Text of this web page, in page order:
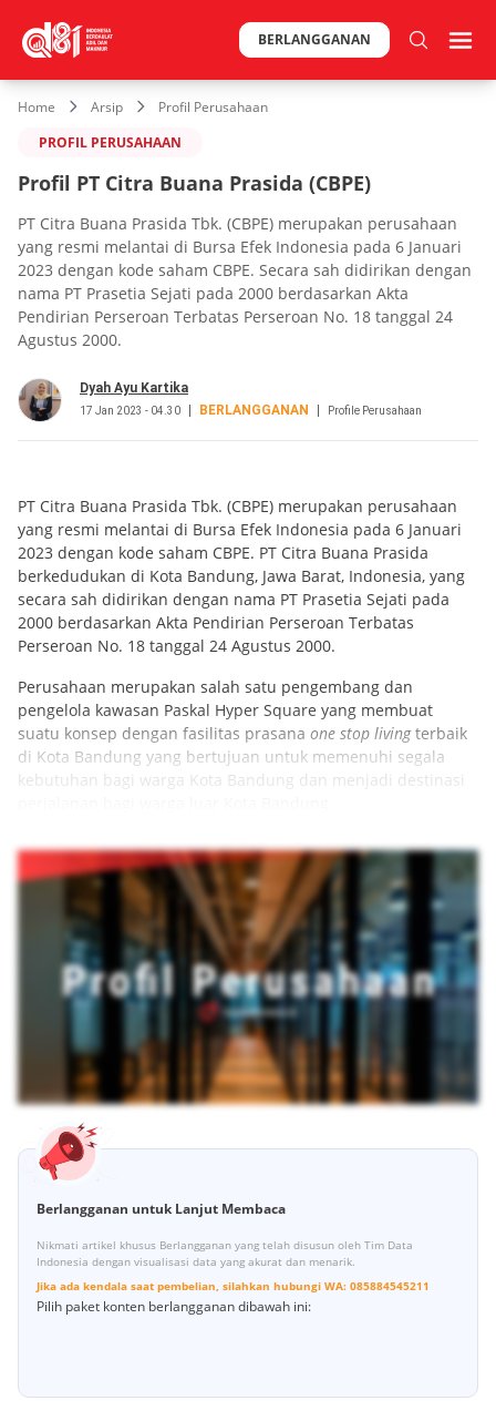
BERLANGGANAN
Home Arsip
Profil Perusahaan
PROFIL PERUSAHAAN
Profil PT Citra Buana Prasida (CBPE)
PT Citra Buana Prasida Tbk. (CBPE) merupakan perusahaan
yang resmi melantai di Bursa Efek Indonesia pada 6 Januari
2023 dengan kode saham CBPE. Secara sah didirikan dengan
nama PT Prasetia Sejati pada 2000 berdasarkan Akta
Pendirian Perseroan Terbatas Perseroan No. 18 tanggal 24
Agustus 2000.
Dyah Ayu Kartika
17 Jan 2023 - 04.30 BERLANGGANAN Profile Perusahaan
PT Citra Buana Prasida Tbk. (CBPE) merupakan perusahaan
yang resmi melantai di Bursa Efek Indonesia pada 6 Januari
2023 dengan kode saham CBPE. PT Citra Buana Prasida
berkedudukan di Kota Bandung, Jawa Barat, Indonesia, yang
secara sah didirikan dengan nama PT Prasetia Sejati pada
2000 berdasarkan Akta Pendirian Perseroan Terbatas
Perseroan No. 18 tanggal 24 Agustus 2000.
Perusahaan merupakan salah satu pengembang dan
pengelola kawasan Paskal Hyper Square yang membuat
suatu konsep dengan fasilitas prasana one stop livingterbaik
di Kota Bandung yang bertujuan untuk memenuhi segala
kebutuhan bagi warga Kota Bandung dan menjadi destinasi
Berlangganan untuk Lanjut Membaca
Nikmati artikel khusus Berlangganan yang telah disusun oleh Tim Data
Indonesia dengan visualisasi data yang akurat dan menarik.
Jika ada kendala saat pembelian, silahkan hubungi WA: 085884545211
Pilih paket konten berlangganan dibawah ini: